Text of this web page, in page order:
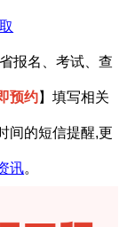
报名、考试、查
预约】填写相关
间的短信提醒,更
讯。